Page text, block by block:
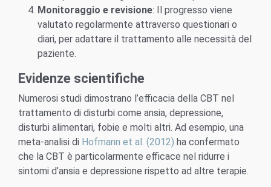
Monitoraggio e revisione: Il progresso viene
valutato regolarmente attraverso questionari o
diari, per adattare il trattamento alle necessità del
paziente.
Evidenze scientifiche
Numerosi studi dimostrano l’efficacia della CBT nel
trattamento di disturbi come ansia, depressione,
disturbi alimentari, fobie e molti altri. Ad esempio, una
meta-analisi di Hofmann et al. (2012) ha confermato
che la CBT è particolarmente efficace nel ridurre i
sintomi d’ansia e depressione rispetto ad altre terapie.